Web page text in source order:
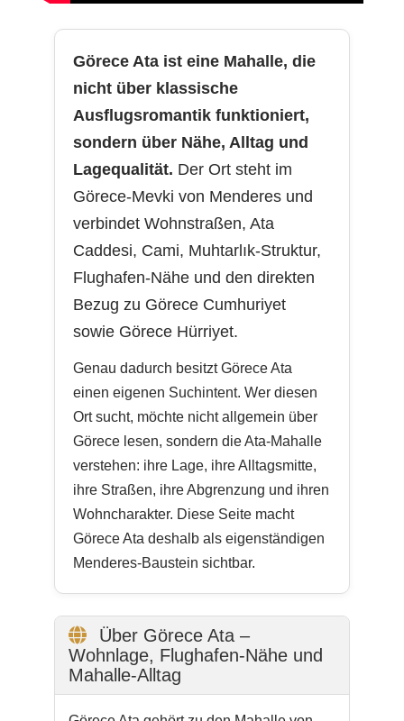
Görece Ata ist eine Mahalle, die
nicht über klassische
Ausflugsromantik funktioniert,
sondern über Nähe, Alltag und
Lagequalität. Der Ort steht im
Görece-Mevki von Menderes und
verbindet Wohnstraßen, Ata
Caddesi, Cami, Muhtarlık-Struktur,
Flughafen-Nähe und den direkten
Bezug zu Görece Cumhuriyet
sowie Görece Hürriyet.
Genau dadurch besitzt Görece Ata
einen eigenen Suchintent. Wer diesen
Ort sucht, möchte nicht allgemein über
Görece lesen, sondern die Ata-Mahalle
verstehen: ihre Lage, ihre Alltagsmitte,
ihre Straßen, ihre Abgrenzung und ihren
Wohncharakter. Diese Seite macht
Görece Ata deshalb als eigenständigen
Menderes-Baustein sichtbar.
Über Görece Ata –
Wohnlage, Flughafen-Nähe und
Mahalle-Alltag